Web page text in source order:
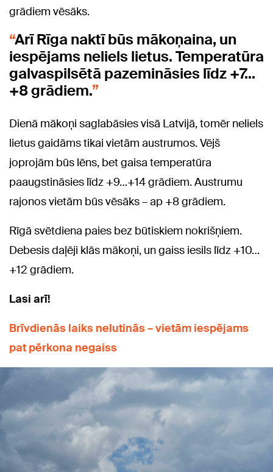
grādiem vēsāks.
Arī Rīga naktī būs mākoņaina, un
iespējams neliels lietus. Temperatūra
galvaspilsētā pazemināsies līdz +7…
+8 grādiem.
Dienā mākoņi saglabāsies visā Latvijā, tomēr neliels
lietus gaidāms tikai vietām austrumos. Vējš
joprojām būs lēns, bet gaisa temperatūra
paaugstināsies līdz +9…+14 grādiem. Austrumu
rajonos vietām būs vēsāks – ap +8 grādiem.
Rīgā svētdiena paies bez būtiskiem nokrišņiem.
Debesis daļēji klās mākoņi, un gaiss iesils līdz +10…
+12 grādiem.
Lasi arī!
Brīvdienās laiks nelutinās – vietām iespējams
pat pērkona negaiss